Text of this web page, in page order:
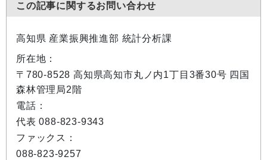
この記事に関するお問い合わせ
高知県 産業振興推進部 統計分析課
所在地：
〒780-8528 高知県高知市丸ノ内1丁目3番30号 四国
森林管理局2階
電話：
代表 088-823-9343
ファックス：
088-823-9257